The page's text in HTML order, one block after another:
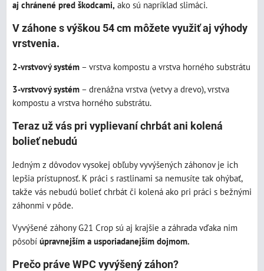
aj chránené pred škodcami, ako sú napríklad slimáci.
V záhone s výškou 54 cm môžete využiť aj výhody
vrstvenia.
2-vrstvový systém – vrstva kompostu a vrstva horného substrátu
3-vrstvový systém – drenážna vrstva (vetvy a drevo), vrstva
kompostu a vrstva horného substrátu.
Teraz už vás pri vyplievaní chrbát ani kolená
bolieť nebudú
Jedným z dôvodov vysokej obľuby vyvýšených záhonov je ich
lepšia prístupnosť. K práci s rastlinami sa nemusíte tak ohýbať,
takže vás nebudú bolieť chrbát či kolená ako pri práci s bežnými
záhonmi v pôde.
Vyvýšené záhony G21 Crop sú aj krajšie a záhrada vďaka nim
pôsobí úpravnejším a usporiadanejším dojmom.
Prečo práve WPC vyvýšený záhon?